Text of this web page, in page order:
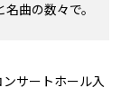
曲の数々で。
サートホール入